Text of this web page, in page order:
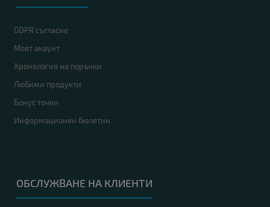
GDPR съгласие
Моят акаунт
Хронология на поръчки
Любими продукти
Бонус точки
Информационен бюлетин
ОБСЛУЖВАНЕ НА КЛИЕНТИ